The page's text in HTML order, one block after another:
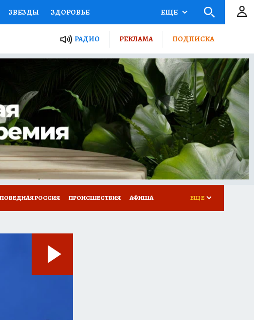
ЗВЕЗДЫ ЗДОРОВЬЕ
ПРОЕКТЫ РОССИИ
СЕКРЕТЫ ПУТЕВОДИТЕЛЬ
ДЕФИЦИТ ЖЕЛЕЗА ТУРИЗМ
НАС ГИД ПОТРЕБИТЕЛЯ ВСЕ О КП
ЕЩЕ
РАДИО РЕКЛАМА ПОДПИСКА
РОССИЯ ПРОИСШЕСТВИЯ АФИША ЕЩЕ